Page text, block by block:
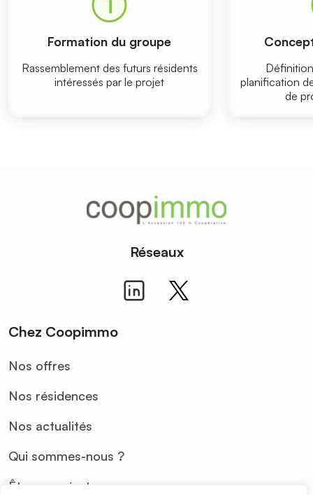
Formation du groupe
Rassemblement des futurs résidents
intéressés par le projet
planification
de
Chez Coopimmo
Nos offres
Nos résidences
Nos actualités
Qui sommes-nous ?
Être coopérateur
Réseaux